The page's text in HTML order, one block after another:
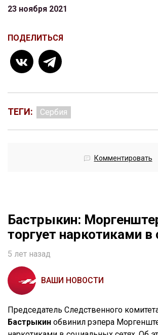
23 ноября 2021
ПОДЕЛИТЬСЯ
ТЕГИ: Сербия
Комментировать
Бастрыкин:
торгует наркотиками в
5 лет назад
ВАШИ НОВОСТИ
Председатель Следственного
Бастрыкин обвинил рэпера